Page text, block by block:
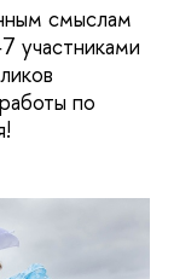
смыслам
участниками
по